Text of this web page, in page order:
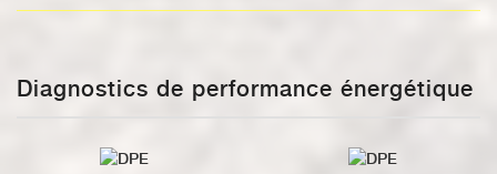
Diagnostics de performance énergétique